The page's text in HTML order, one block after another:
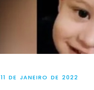
11 DE JANEIRO DE 2022